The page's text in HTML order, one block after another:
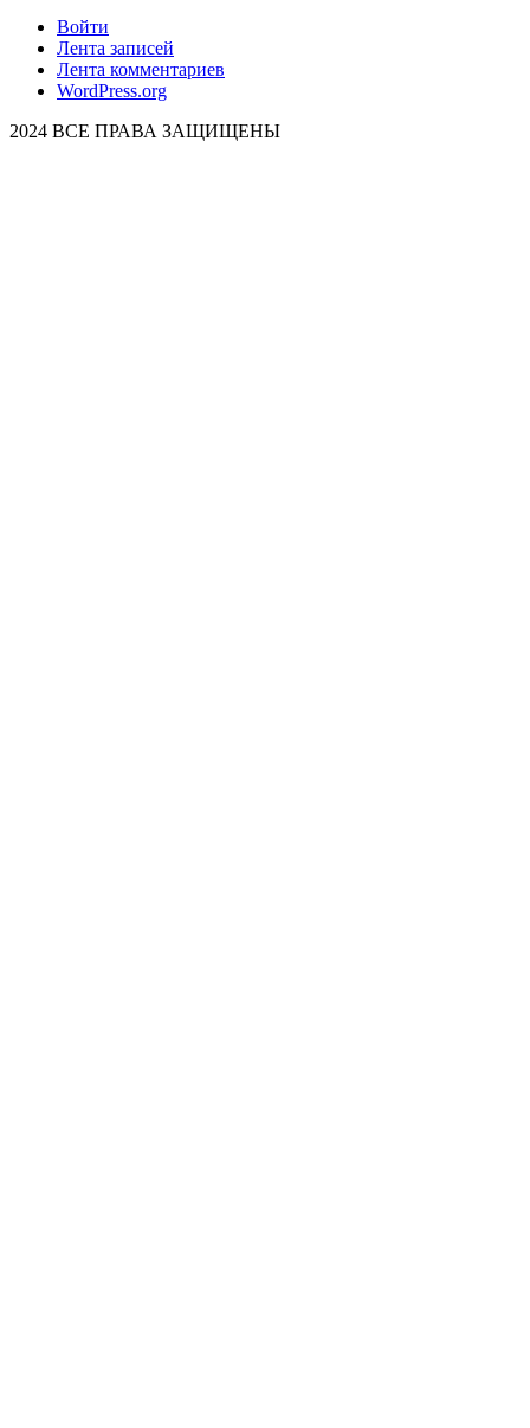
Войти
Лента записей
Лента комментариев
WordPress.org
2024 ВСЕ ПРАВА ЗАЩИЩЕНЫ